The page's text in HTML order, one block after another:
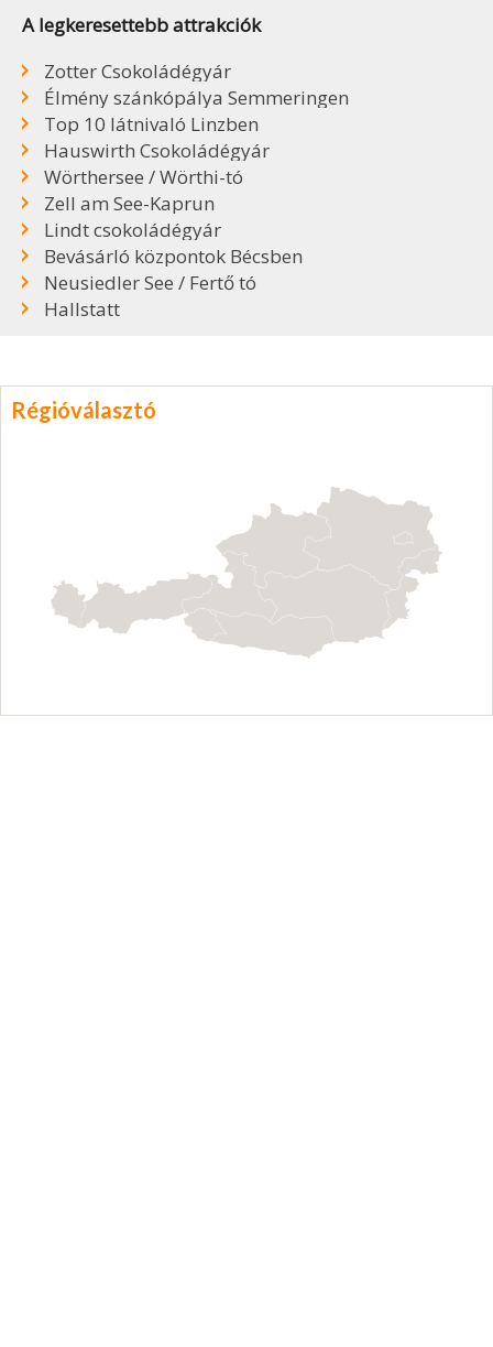
A legkeresettebb attrakciók
Zotter Csokoládégyár
Élmény szánkópálya Semmeringen
Top 10 látnivaló Linzben
Hauswirth Csokoládégyár
Wörthersee / Wörthi-tó
Zell am See-Kaprun
Lindt csokoládégyár
Bevásárló központok Bécsben
Neusiedler See / Fertő tó
Hallstatt
Régióválasztó